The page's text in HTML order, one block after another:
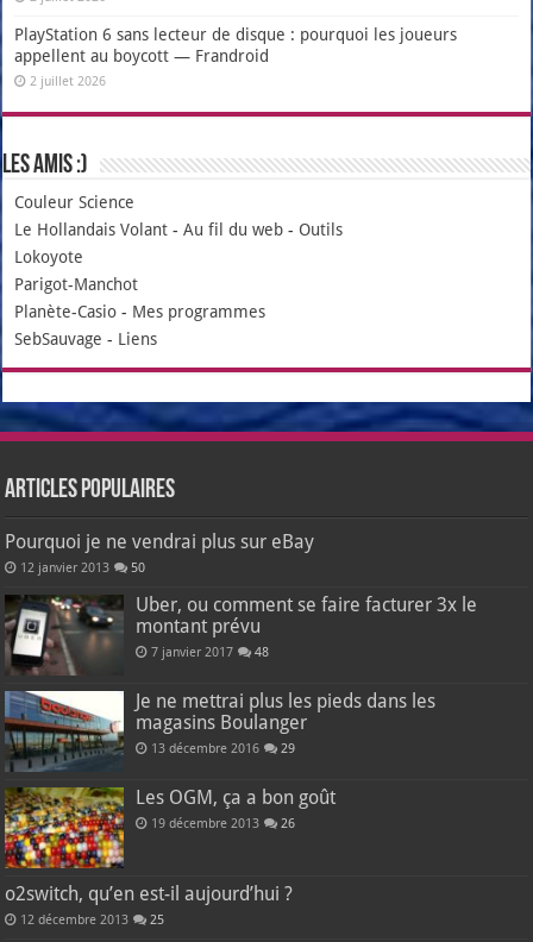
PlayStation 6 sans lecteur de disque : pourquoi les joueurs
appellent au boycott — Frandroid
2 juillet 2026
Les amis :)
Couleur Science
Le Hollandais Volant -Au fil du web - Outils
Lokoyote
Parigot-Manchot
Planète-Casio - Mes programmes
SebSauvage - Liens
Articles populaires
Pourquoi je ne vendrai plus sur eBay
12 janvier 2013 50
Uber, ou comment se faire facturer 3x le
montant prévu
7 janvier 2017 48
Je ne mettrai plus les pieds dans les
magasins Boulanger
13 décembre 2016 29
Les OGM, ça a bon goût
19 décembre 2013 26
o2switch, qu’en est-il aujourd’hui ?
12 décembre 2013 25